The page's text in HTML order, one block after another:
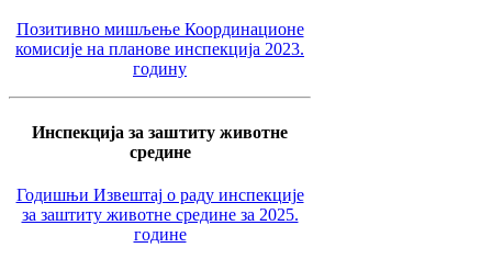
Позитивно мишљење Координационе
комисије на планове инспекција 2023.
годину
Инспекција за заштиту животне
средине
Годишњи Извештај о раду инспекције
за заштиту животне средине за 2025.
године